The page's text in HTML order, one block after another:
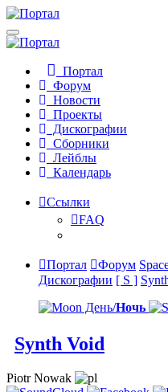
Портал
Форум
Новости
Проекты
Дискографии
Сборники
Лейблы
Календарь
Ссылки
FAQ
Портал Форум
Дискографии [ S ]
День/Ночь
Synth Void
Piotr Nowak